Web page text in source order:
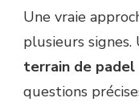
Une vraie
plusieurs signes.
terrain de padel
questions